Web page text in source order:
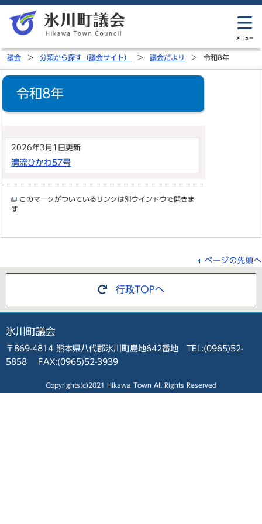
議会 分類から探す（議会サイト） 議会だより 令和8年
令和8年
2026年3月1日更新
清流ひかわ57号
このマークがついているリンクは別ウインドウで開きま
す
ページの先頭へ
行政TOPへ
氷川町議会
〒869-4814 熊本県八代郡氷川町島地642番地 TEL:(0965)52-
5858 FAX:(0965)52-3939
Copyrights(c)2021 Hikawa Town All Rights Reserved